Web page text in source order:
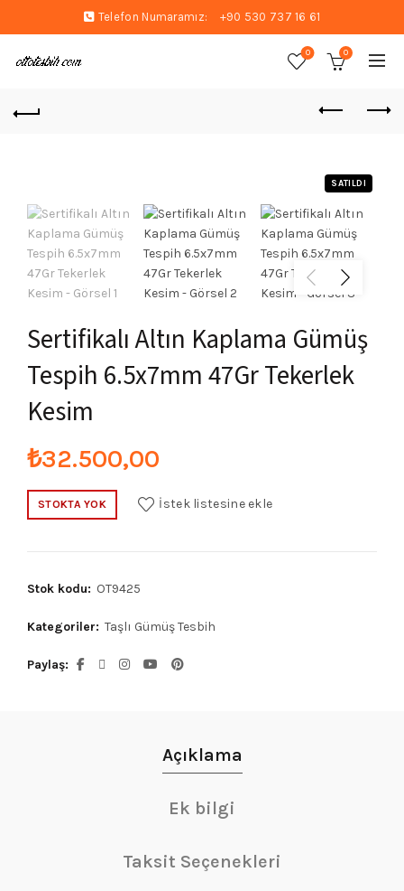
Telefon Numaramız: +90 530 737 16 61
0 0
SATILDI
Sertifikalı Altın Kaplama Gümüş
Tespih 6.5x7mm 47Gr Tekerlek
Kesim
₺32.500,00
STOKTA YOK İstek listesine ekle
Stok kodu: OT9425
Kategoriler: Taşlı Gümüş Tesbih
Paylaş
Açıklama
Ek bilgi
Taksit Seçenekleri